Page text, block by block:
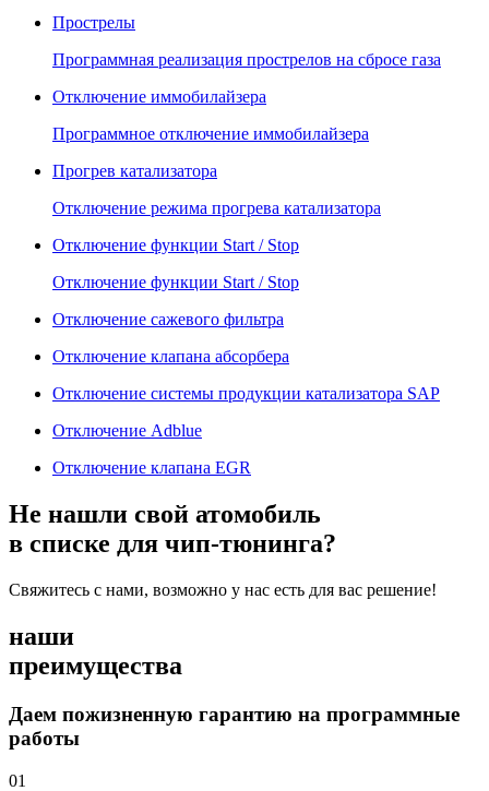
Прострелы
Программная реализация прострелов на сбросе газа
Отключение иммобилайзера
Программное отключение иммобилайзера
Прогрев катализатора
Отключение режима прогрева катализатора
Отключение функции Start / Stop
Отключение функции Start / Stop
Отключение сажевого фильтра
Отключение клапана абсорбера
Отключение системы продукции катализатора SAP
Отключение Adblue
Отключение клапана EGR
Не нашли свой атомобиль
в списке для чип-тюнинга?
Свяжитесь с нами, возможно у нас есть для вас решение!
наши
преимущества
Даем пожизненную гарантию на программные
работы
01